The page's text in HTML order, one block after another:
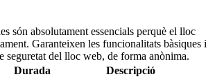
són absolutament essencials perquè el lloc
Garanteixen les funcionalitats bàsiques i
seguretat del lloc web, de forma anònima.
Durada Descripció